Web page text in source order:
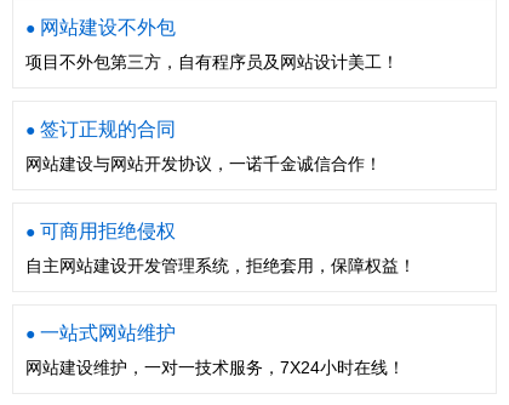
● 网站建设不外包
项目不外包第三方，自有程序员及网站设计美工！
● 签订正规的合同
网站建设与网站开发协议，一诺千金诚信合作！
● 可商用拒绝侵权
自主网站建设开发管理系统，拒绝套用，保障权益！
● 一站式网站维护
网站建设维护，一对一技术服务，7X24小时在线！